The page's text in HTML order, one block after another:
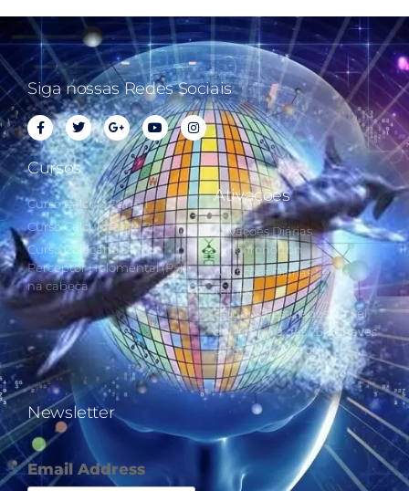
Siga nossas Redes Sociais
Cursos
Curso Cálculo Parte 1
Curso Cálculo Parte 2
Curso Colocando o
Perceptor Holomental (PH)
na cabeça
Ativações
Ativações Diárias
Synchronotron
Ativações Diárias Lei do
Tempo
Estudos Postulados da Lei
do Tempo e das 260 Chaves
do Synchronotron
Newsletter
Email Address